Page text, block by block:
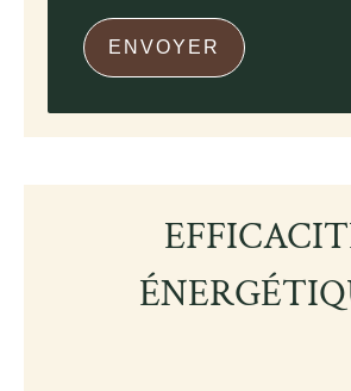
ENVOYER